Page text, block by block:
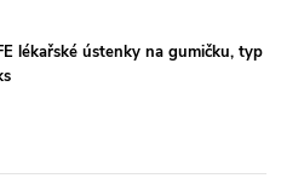
lékařské ústenky na gumičku, typ